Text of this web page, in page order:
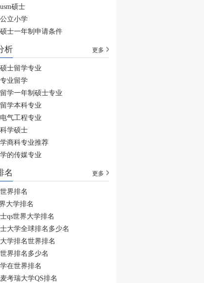
硕士
立小学
士一年制申请条件
析 更多
士留学专业
业留学
学一年制硕士专业
学本科专业
气工程专业
学硕士
商科专业推荐
的传媒专业
名 更多
界排名
大学排名
qs世界大学排名
大学全球排名多少名
学排名世界排名
界排名多少名
在世界排名
考瑞大学QS排名